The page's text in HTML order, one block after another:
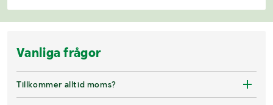
Vanliga frågor
Tillkommer alltid moms?